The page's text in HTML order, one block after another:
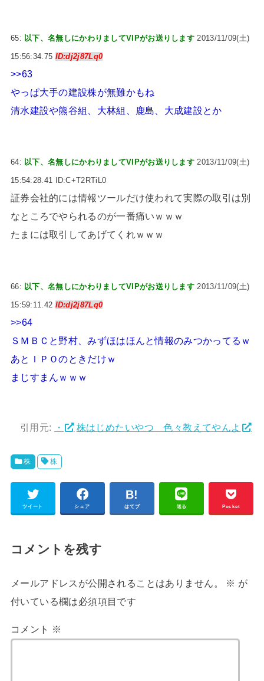
65: 以下、名無しにかわりましてVIPがお送りします 2013/11/09(土)
15:56:34.75 ID:dj2j87Lq0
>>63
やっぱ大手の建設株が無難かもね
清水建設や熊谷組、大林組、鹿島、大成建設とか
64: 以下、名無しにかわりましてVIPがお送りします 2013/11/09(土)
15:54:28.41 ID:C+T2RTiL0
証券会社的には情報ツールだけ使われて実際の取引は別
なところでやられるのが一番痛いｗｗｗ
たまには取引してあげてくれｗｗｗ
66: 以下、名無しにかわりましてVIPがお送りします 2013/11/09(土)
15:59:11.42 ID:dj2j87Lq0
>>64
ＳＭＢＣと野村、みずほはほんと情報のみつかってるｗ
あとＩＰＯのときだけｗ
まじすまんｗｗｗ
引用元: ・ 株はじめたいやつ 色々教えてやんよ
株 株
ツイート シェア はてブ 送る Pocket
コメントを残す
メールアドレスが公開されることはありません。 ※ が
付いている欄は必須項目です
コメント ※